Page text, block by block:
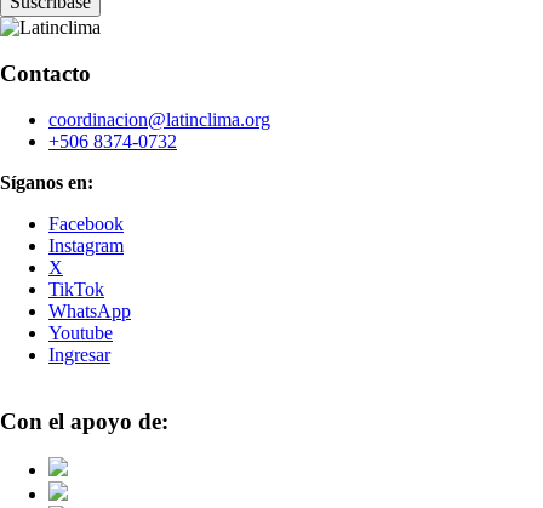
Contacto
coordinacion@latinclima.org
+506 8374-0732
Síganos en:
Facebook
Instagram
X
TikTok
WhatsApp
Youtube
Ingresar
Con el apoyo de: